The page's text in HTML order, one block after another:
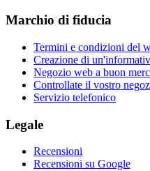
Marchio di fiducia
Termini e condizioni del
Creazione di
Negozio web a buon
Controllate il vostro
Servizio telefonico
Legale
Recensioni
Recensioni su Google